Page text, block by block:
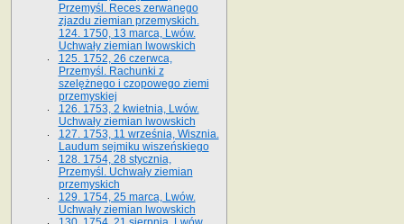
Przemyśl. Reces zerwanego
zjazdu ziemian przemyskich.
124. 1750, 13 marca, Lwów.
Uchwały ziemian lwowskich
125. 1752, 26 czerwca,
Przemyśl. Rachunki z
szelężnego i czopowego ziemi
przemyskiej
126. 1753, 2 kwietnia, Lwów.
Uchwały ziemian lwowskich
127. 1753, 11 września, Wisznia.
Laudum sejmiku wiszeńskiego
128. 1754, 28 stycznia,
Przemyśl. Uchwały ziemian
przemyskich
129. 1754, 25 marca, Lwów.
Uchwały ziemian lwowskich